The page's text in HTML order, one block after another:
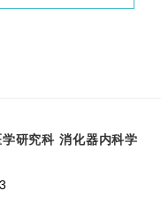
研究科 消化器内科学